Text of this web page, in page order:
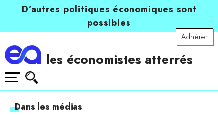
D’autres politiques économiques sont
possibles
Adhérer
les économistes atterrés
Dans les médias